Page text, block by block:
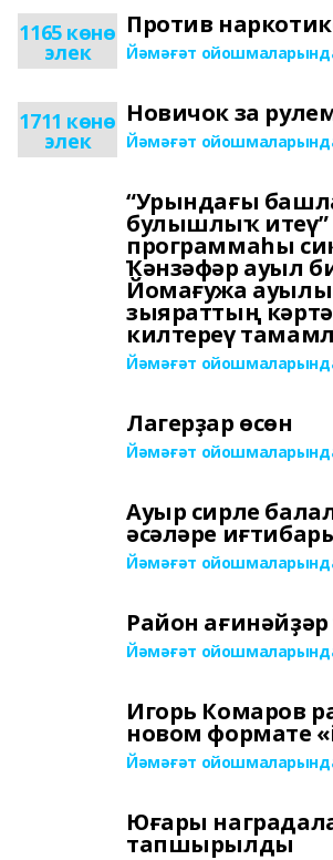
1165 көнө
элек
Против
Йәмәғәт
1711 көнө
элек
Новичок за
Йәмәғәт
“Урындағы
булыш­лыҡ итеү”
программаһы
Ҡәнзәфәр ауыл
Йомағужа
зыяраттың
килтереү
Йәмәғәт
Лагерҙар өсөн
Йәмәғәт
Ауыр сирле
әсәләре
Йәмәғәт
Район
Йәмәғәт
Игорь Комаров
новом формате
Йәмәғәт
Юғары
тапшырылды